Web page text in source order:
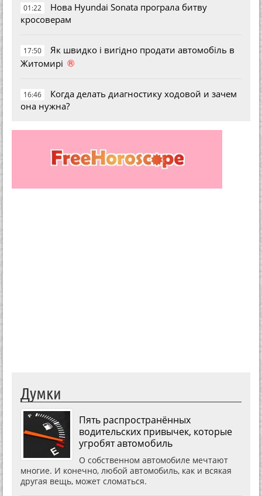
01:22
Нова Hyundai Sonata програла битву
кросоверам
17:50
Як швидко і вигідно продати автомобіль в
Житомирі ®
16:46
Когда делать диагностику ходовой и зачем
она нужна?
Думки
Пять распространённых
водительских привычек, которые
угробят автомобиль
О собственном автомобиле мечтают
многие. И конечно, любой автомобиль, как и всякая
другая вещь, может сломаться.